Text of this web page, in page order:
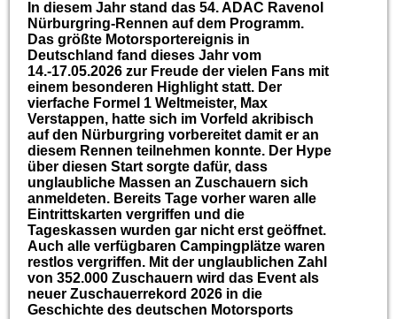
In diesem Jahr stand das 54. ADAC Ravenol
Nürburgring-Rennen auf dem Programm.
Das größte Motorsportereignis in
Deutschland fand dieses Jahr vom
14.-17.05.2026 zur Freude der vielen Fans mit
einem besonderen Highlight statt. Der
vierfache Formel 1 Weltmeister, Max
Verstappen, hatte sich im Vorfeld akribisch
auf den Nürburgring vorbereitet damit er an
diesem Rennen teilnehmen konnte. Der Hype
über diesen Start sorgte dafür, dass
unglaubliche Massen an Zuschauern sich
anmeldeten. Bereits Tage vorher waren alle
Eintrittskarten vergriffen und die
Tageskassen wurden gar nicht erst geöffnet.
Auch alle verfügbaren Campingplätze waren
restlos vergriffen. Mit der unglaublichen Zahl
von 352.000 Zuschauern wird das Event als
neuer Zuschauerrekord 2026 in die
Geschichte des deutschen Motorsports